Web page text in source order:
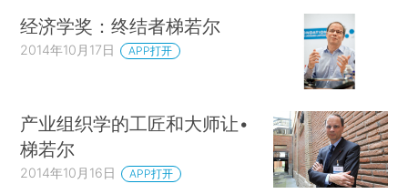
经济学奖：终结者梯若尔
2014年10月17日 APP打开
产业组织学的工匠和大师让•
梯若尔
2014年10月16日 APP打开